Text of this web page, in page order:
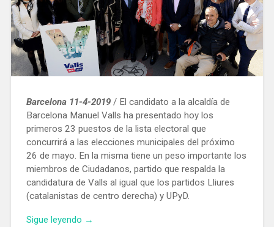
Barcelona 11-4-2019/ El candidato a la alcaldía de
Barcelona Manuel Valls ha presentado hoy los
primeros 23 puestos de la lista electoral que
concurrirá a las elecciones municipales del próximo
26 de mayo. En la misma tiene un peso importante los
miembros de Ciudadanos, partido que respalda la
candidatura de Valls al igual que los partidos Lliures
(catalanistas de centro derecha) y UPyD.
Sigue leyendo «Manuel
→